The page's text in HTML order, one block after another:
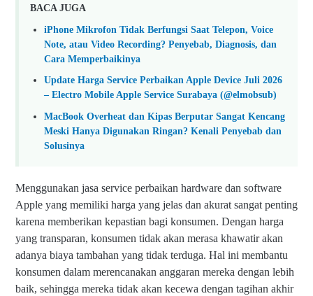
BACA JUGA
iPhone Mikrofon Tidak Berfungsi Saat Telepon, Voice
Note, atau Video Recording? Penyebab, Diagnosis, dan
Cara Memperbaikinya
Update Harga Service Perbaikan Apple Device Juli 2026
– Electro Mobile Apple Service Surabaya (@elmobsub)
MacBook Overheat dan Kipas Berputar Sangat Kencang
Meski Hanya Digunakan Ringan? Kenali Penyebab dan
Solusinya
Menggunakan jasa service perbaikan hardware dan software
Apple yang memiliki harga yang jelas dan akurat sangat penting
karena memberikan kepastian bagi konsumen. Dengan harga
yang transparan, konsumen tidak akan merasa khawatir akan
adanya biaya tambahan yang tidak terduga. Hal ini membantu
konsumen dalam merencanakan anggaran mereka dengan lebih
baik, sehingga mereka tidak akan kecewa dengan tagihan akhir